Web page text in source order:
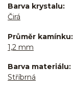
Barva krystalu
Čirá
Průměr kamínku
1,2 mm
Barva materiálu
Stříbrná